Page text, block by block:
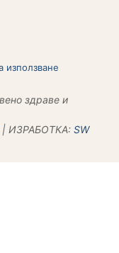
използване
здраве и
| ИЗРАБОТКА: SW